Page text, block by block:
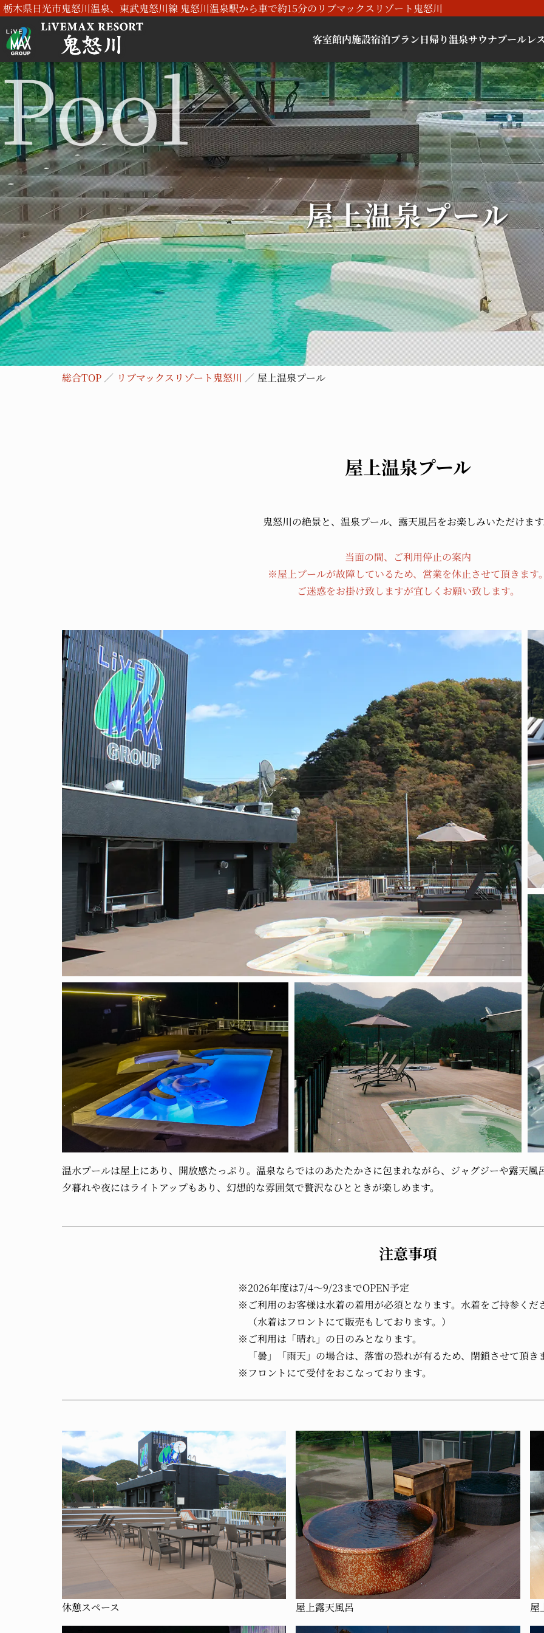
栃木県日光市鬼怒川温泉、東武鬼怒川線 鬼怒川温泉駅から車で約15分のリブマックスリゾート鬼怒川
客室館内施設宿泊プラン日帰り温泉サウナプールレ
屋上温泉プール
総合TOP リブマックスリゾート鬼怒川 屋上温泉プール
屋上温泉プール
鬼怒川の絶景と、 温泉プール、 露天風呂をお楽しみいただけま
当面の間、ご利用停止の案内
※屋上プールが故障しているため、営業を休止させて頂きます
ご迷惑をお掛け致しますが宜しくお願い致します。
温水プールは屋上にあり、開放感たっぷり。温泉ならではのあたたかさに包まれながら、ジャグジーや露天風
夕暮れや夜にはライトアップもあり、幻想的な雰囲気で贅沢なひとときが楽しめます。
注意事項
※2026年度は7/4～9/23までOPEN予定
※ご利用のお客様は水着の着用が必須となります。水着をご持参くだ
（水着はフロントにて販売もしております。）
※ご利用は「晴れ」の日のみとなります。
「曇」「雨天」の場合は、落雷の恐れが有るため、閉鎖させて頂き
※フロントにて受付をおこなっております。
休憩スペース 屋上露天風呂 屋